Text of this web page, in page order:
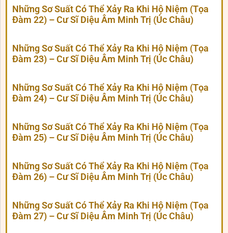
Những Sơ Suất Có Thể Xảy Ra Khi Hộ Niệm (Tọa
Đàm 22) – Cư Sĩ Diệu Âm Minh Trị (Úc Châu)
Những Sơ Suất Có Thể Xảy Ra Khi Hộ Niệm (Tọa
Đàm 23) – Cư Sĩ Diệu Âm Minh Trị (Úc Châu)
Những Sơ Suất Có Thể Xảy Ra Khi Hộ Niệm (Tọa
Đàm 24) – Cư Sĩ Diệu Âm Minh Trị (Úc Châu)
Những Sơ Suất Có Thể Xảy Ra Khi Hộ Niệm (Tọa
Đàm 25) – Cư Sĩ Diệu Âm Minh Trị (Úc Châu)
Những Sơ Suất Có Thể Xảy Ra Khi Hộ Niệm (Tọa
Đàm 26) – Cư Sĩ Diệu Âm Minh Trị (Úc Châu)
Những Sơ Suất Có Thể Xảy Ra Khi Hộ Niệm (Tọa
Đàm 27) – Cư Sĩ Diệu Âm Minh Trị (Úc Châu)